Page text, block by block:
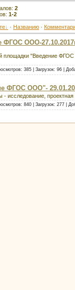
: 2
: 1-2
· Названию ·
ФГОС ООО-
площадки "Введение
385 Загрузок: 96
ФГОС ООО"-
исследование, проектная
840 Загрузок: 277